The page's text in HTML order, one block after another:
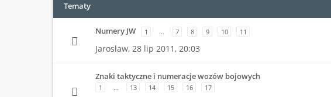
Tematy
Numery JW 1 … 7 8 9 10 11
Jarosław, 28 lip 2011, 20:03
Znaki taktyczne i numeracje wozów bojowych
1 … 13 14 15 16 17